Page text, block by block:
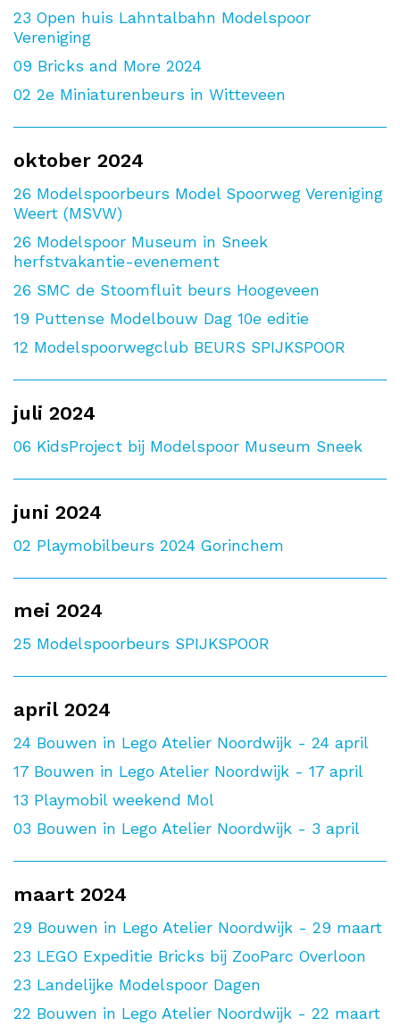
23 Open huis Lahntalbahn Modelspoor
Vereniging
09 Bricks and More 2024
02 2e Miniaturenbeurs in Witteveen
oktober 2024
26 Modelspoorbeurs Model Spoorweg Vereniging
Weert (MSVW)
26 Modelspoor Museum in Sneek
herfstvakantie-evenement
26 SMC de Stoomfluit beurs Hoogeveen
19 Puttense Modelbouw Dag 10e editie
12 Modelspoorwegclub BEURS SPIJKSPOOR
juli 2024
06 KidsProject bij Modelspoor Museum Sneek
juni 2024
02 Playmobilbeurs 2024 Gorinchem
mei 2024
25 Modelspoorbeurs SPIJKSPOOR
april 2024
24 Bouwen in Lego Atelier Noordwijk - 24 april
17 Bouwen in Lego Atelier Noordwijk - 17 april
13 Playmobil weekend Mol
03 Bouwen in Lego Atelier Noordwijk - 3 april
maart 2024
29 Bouwen in Lego Atelier Noordwijk - 29 maart
23 LEGO Expeditie Bricks bij ZooParc Overloon
23 Landelijke Modelspoor Dagen
22 Bouwen in Lego Atelier Noordwijk - 22 maart